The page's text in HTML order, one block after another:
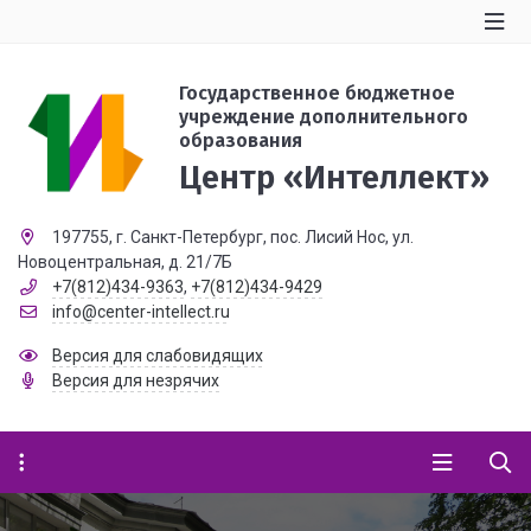
Государственное бюджетное
учреждение дополнительного
образования
Центр «Интеллект»
197755, г. Санкт-Петербург, пос. Лисий Нос, ул.
Новоцентральная, д. 21/7Б
+7(812)434-9363, +7(812)434-9429
info@center-intellect.ru
Версия для слабовидящих
Версия для незрячих